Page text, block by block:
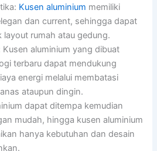
Kusen aluminium memiliki
dan current, sehingga dapat
layout rumah atau gedung.
Kusen aluminium yang dibuat
terbaru dapat mendukung
energi melalui membatasi
ataupun dingin.
dapat ditempa kemudian
mudah, hingga kusen aluminium
hanya kebutuhan dan desain